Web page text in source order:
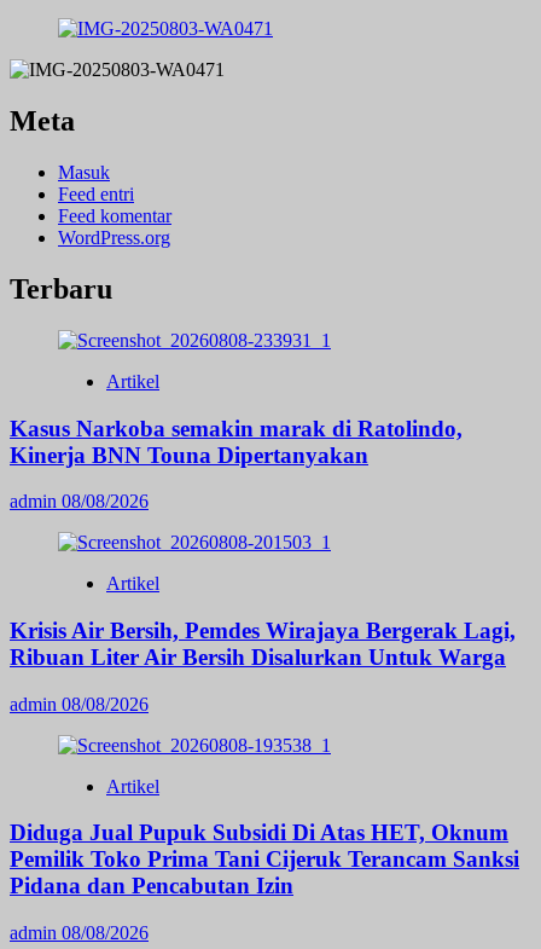
Meta
Masuk
Feed entri
Feed komentar
WordPress.org
Terbaru
Artikel
Kasus Narkoba semakin marak di Ratolindo,
Kinerja BNN Touna Dipertanyakan
admin 08/08/2026
Artikel
Krisis Air Bersih, Pemdes Wirajaya Bergerak Lagi,
Ribuan Liter Air Bersih Disalurkan Untuk Warga
admin 08/08/2026
Artikel
Diduga Jual Pupuk Subsidi Di Atas HET, Oknum
Pemilik Toko Prima Tani Cijeruk Terancam Sanksi
Pidana dan Pencabutan Izin
admin 08/08/2026